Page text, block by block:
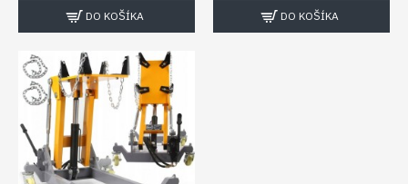
DO KOŠÍKA DO KOŠÍKA